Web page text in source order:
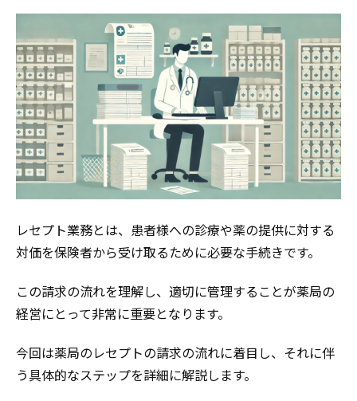
レセプト業務とは、患者様への診療や薬の提供に対する
対価を保険者から受け取るために必要な手続きです。
この請求の流れを理解し、適切に管理することが薬局の
経営にとって非常に重要となります。
今回は薬局のレセプトの請求の流れに着目し、それに伴
う具体的なステップを詳細に解説します。